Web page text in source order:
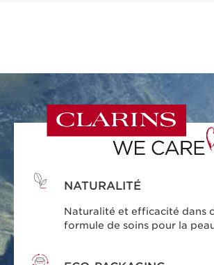
NATURALITÉ
Naturalité et efficacité dans
formule de soins pour la